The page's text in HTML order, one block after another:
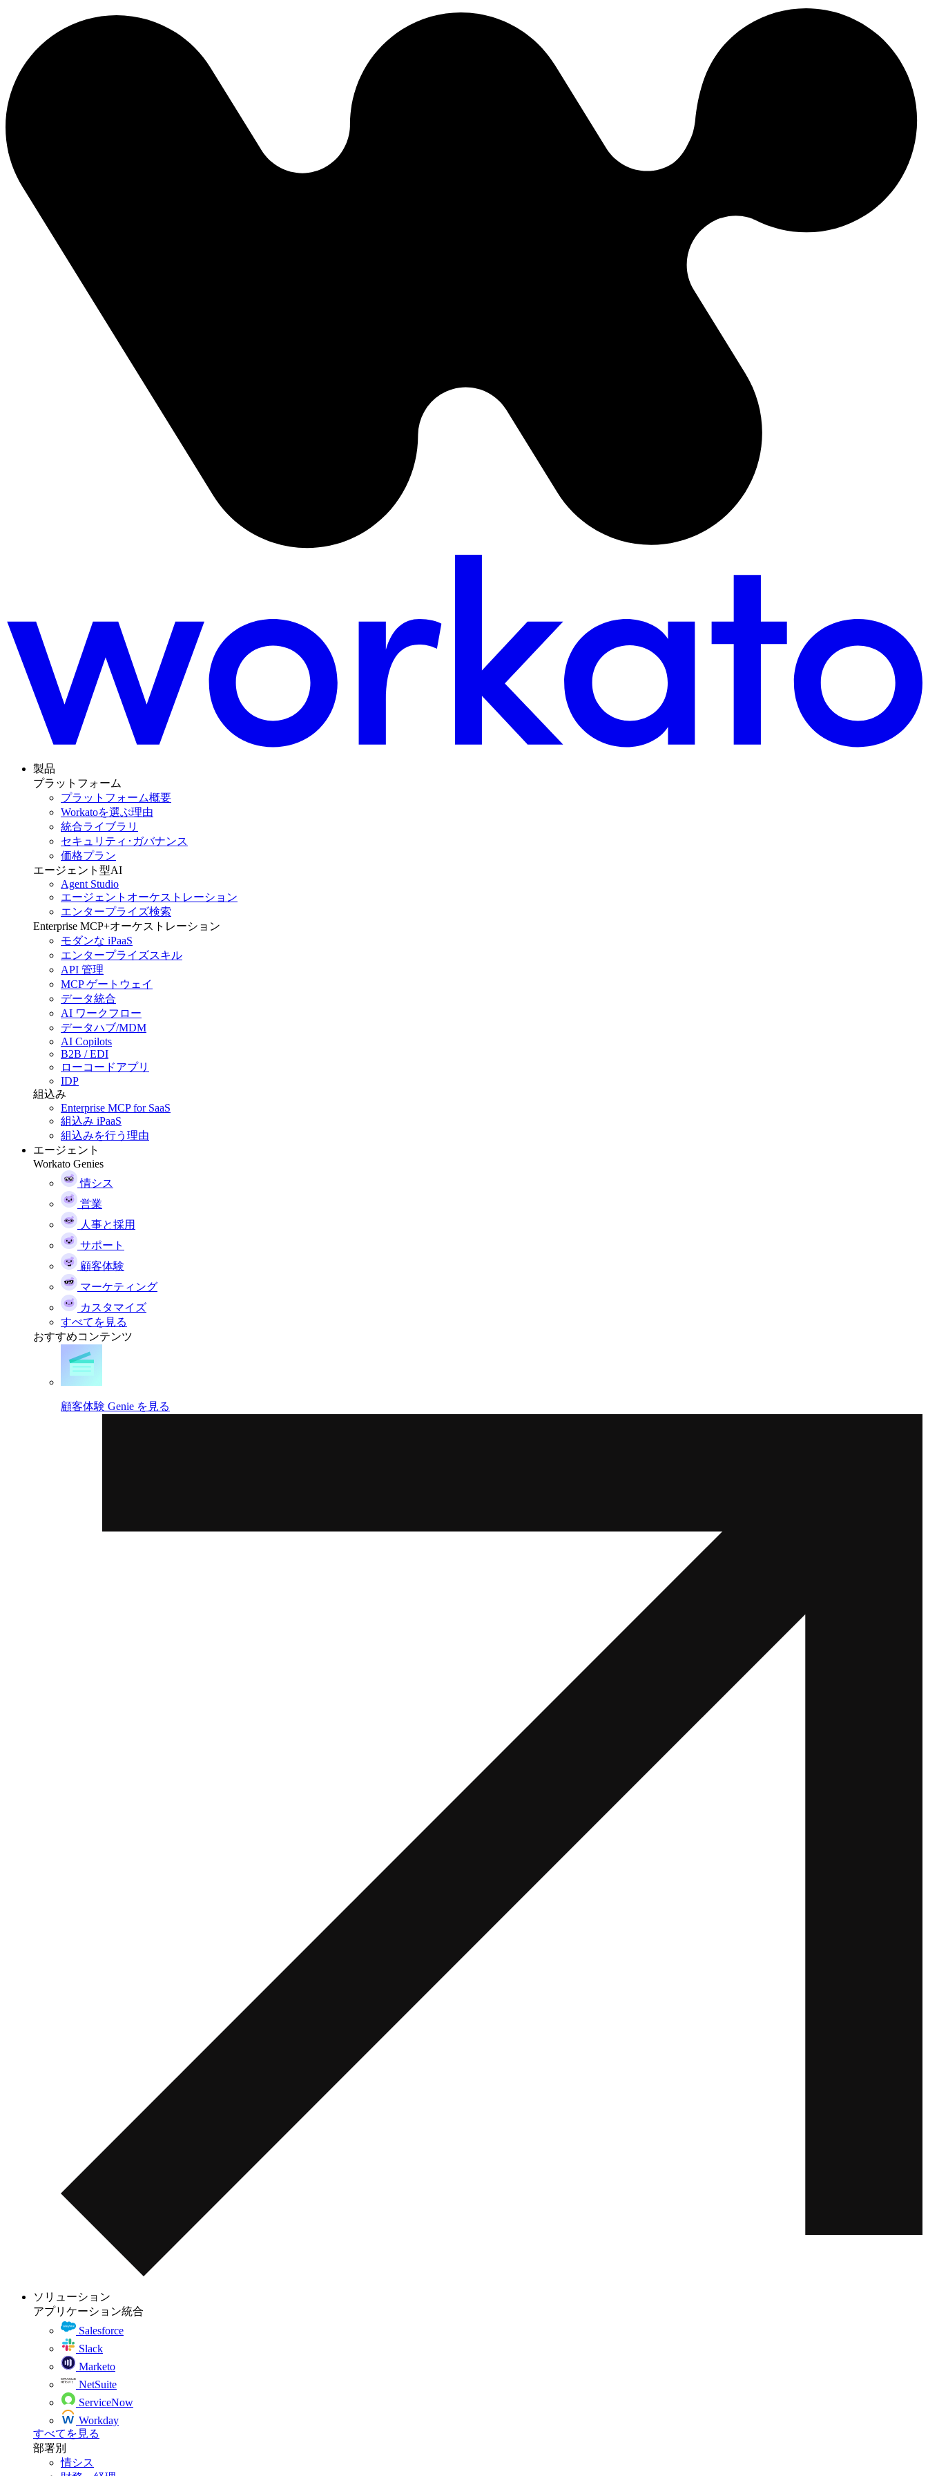
製品
プラットフォーム
プラットフォーム概要
Workatoを選ぶ理由
統合ライブラリ
セキュリティ･ガバナンス
価格プラン
エージェント型AI
Agent Studio
エージェントオーケストレーション
エンタープライズ検索
Enterprise MCP+オーケストレーション
モダンな iPaaS
エンタープライズスキル
API 管理
MCP ゲートウェイ
データ統合
AI ワークフロー
データハブ/MDM
AI Copilots
B2B / EDI
ローコードアプリ
IDP
組込み
Enterprise MCP for SaaS
組込み iPaaS
組込みを行う理由
エージェント
Workato Genies
情シス
営業
人事と採用
サポート
顧客体験
マーケティング
カスタマイズ
すべてを見る
おすすめコンテンツ
顧客体験 Genie を見る
ソリューション
アプリケーション統合
Salesforce
Slack
Marketo
NetSuite
ServiceNow
Workday
すべてを見る
部署別
情シス